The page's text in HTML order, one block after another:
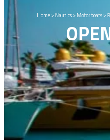
Home>Nautics>Motorboats>